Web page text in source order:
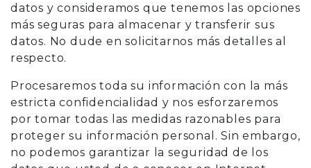
datos y consideramos que tenemos las opciones
más seguras para almacenar y transferir sus
datos. No dude en solicitarnos más detalles al
respecto.
Procesaremos toda su información con la más
estricta confidencialidad y nos esforzaremos
por tomar todas las medidas razonables para
proteger su información personal. Sin embargo,
no podemos garantizar la seguridad de los